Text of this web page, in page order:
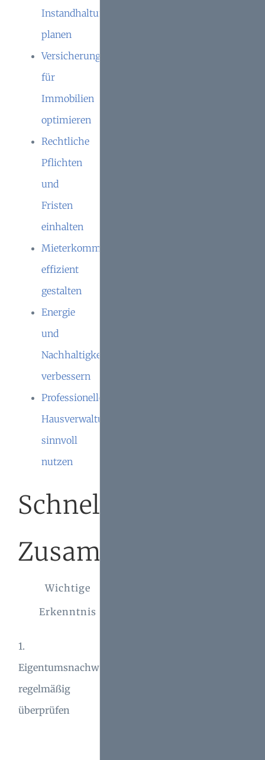
Instandhaltung
planen
Versicherungsschutz
für
Immobilien
optimieren
Rechtliche
Pflichten
und
Fristen
einhalten
Mieterkommunikation
effizient
gestalten
Energie
und
Nachhaltigkeit
verbessern
Professionelle
Hausverwaltung
sinnvoll
nutzen
Schnelle
Zusammenfassung
Wichtige
Erkenntnis
1.
Eigentumsnachweise
regelmäßig
überprüfen